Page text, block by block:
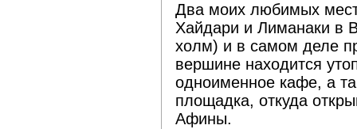
Два моих любимых
Хайдари и Лиманаки в
холм) и в самом деле
вершине находится
одноименное кафе, а
площадка, откуда
Афины.